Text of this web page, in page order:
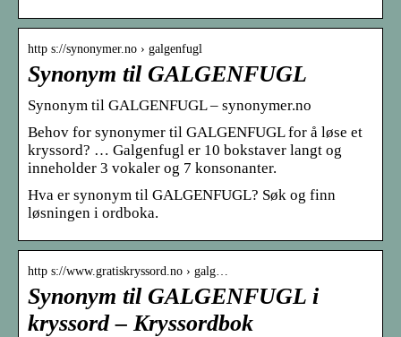
http s://synonymer.no › galgenfugl
Synonym til GALGENFUGL
Synonym til GALGENFUGL – synonymer.no
Behov for synonymer til GALGENFUGL for å løse et
kryssord? … Galgenfugl er 10 bokstaver langt og
inneholder 3 vokaler og 7 konsonanter.
Hva er synonym til GALGENFUGL? Søk og finn
løsningen i ordboka.
http s://www.gratiskryssord.no › galg…
Synonym til GALGENFUGL i
kryssord – Kryssordbok